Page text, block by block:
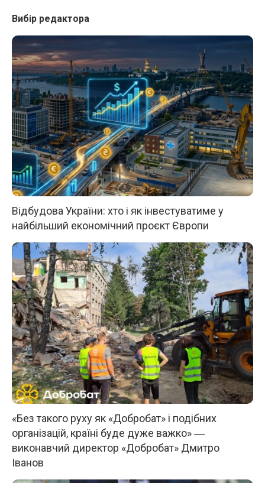
Вибір редактора
Відбудова України: хто і як інвестуватиме у
найбільший економічний проєкт Європи
«Без такого руху як «Добробат» і подібних
організацій, країні буде дуже важко» ―
виконавчий директор «Добробат» Дмитро
Іванов